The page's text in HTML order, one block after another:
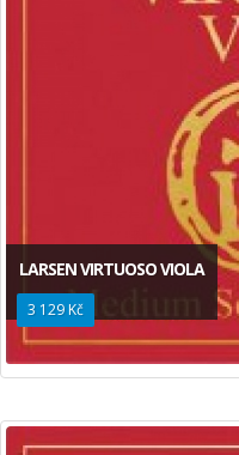
LARSEN VIRTUOSO VIOLA
3 129 Kč